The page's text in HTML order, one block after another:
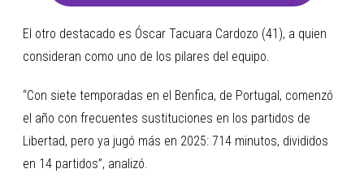
El otro destacado es Óscar Tacuara Cardozo (41), a quien
consideran como uno de los pilares del equipo.
“Con siete temporadas en el Benfica, de Portugal, comenzó
el año con frecuentes sustituciones en los partidos de
Libertad, pero ya jugó más en 2025: 714 minutos, divididos
en 14 partidos”, analizó.